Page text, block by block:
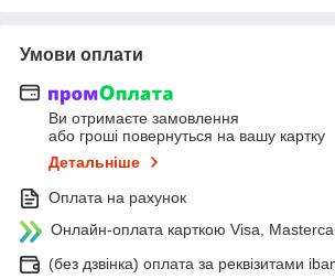
Умови оплати
Ви отримаєте замовлення
або гроші повернуться на вашу картку
Детальніше
Оплата на рахунок
Онлайн-оплата карткою Visa,
(без дзвінка) оплата за реквізитами